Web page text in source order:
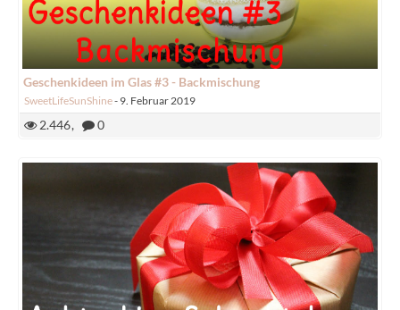
Geschenkideen im Glas #3 - Backmischung
SweetLifeSunShine- 9. Februar 2019
2.446 0